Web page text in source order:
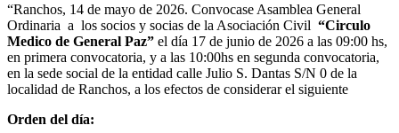
“Ranchos, 14 de mayo de 2026. Convocase Asamblea General
Ordinaria a los socios y socias de la Asociación Civil “Circulo
Medico de General Paz” el día 17 de junio de 2026 a las 09:00 hs,
en primera convocatoria, y a las 10:00hs en segunda convocatoria,
en la sede social de la entidad calle Julio S. Dantas S/N 0 de la
localidad de Ranchos, a los efectos de considerar el siguiente
Orden del día: